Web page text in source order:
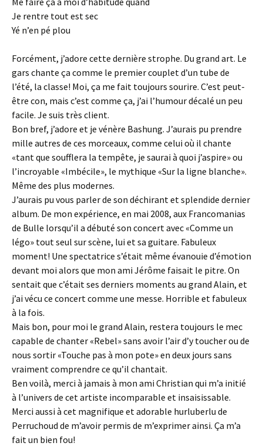
Je rentre tout est sec
Yé n’en pé plou
Forcément, j’adore cette dernière strophe. Du grand art. Le
gars chante ça comme le premier couplet d’un tube de
l’été, la classe! Moi, ça me fait toujours sourire. C’est peut-
être con, mais c’est comme ça, j’ai l’humour décalé un peu
facile. Je suis très client.
Bon bref, j’adore et je vénère Bashung. J’aurais pu prendre
mille autres de ces morceaux, comme celui où il chante
«tant que soufflera la tempête, je saurai à quoi j’aspire» ou
l’incroyable «Imbécile», le mythique «Sur la ligne blanche».
Même des plus modernes.
J’aurais pu vous parler de son déchirant et splendide dernier
album. De mon expérience, en mai 2008, aux Francomanias
de Bulle lorsqu’il a débuté son concert avec «Comme un
légo» tout seul sur scène, lui et sa guitare. Fabuleux
moment! Une spectatrice s’était même évanouie d’émotion
devant moi alors que mon ami Jérôme faisait le pitre. On
sentait que c’était ses derniers moments au grand Alain, et
j’ai vécu ce concert comme une messe. Horrible et fabuleux
à la fois.
Mais bon, pour moi le grand Alain, restera toujours le mec
capable de chanter «Rebel» sans avoir l’air d’y toucher ou de
nous sortir «Touche pas à mon pote» en deux jours sans
vraiment comprendre ce qu’il chantait.
Ben voilà, merci à jamais à mon ami Christian qui m’a initié
à l’univers de cet artiste incomparable et insaisissable.
Merci aussi à cet magnifique et adorable hurluberlu de
Perruchoud de m’avoir permis de m’exprimer ainsi. Ça m’a
fait un bien fou!